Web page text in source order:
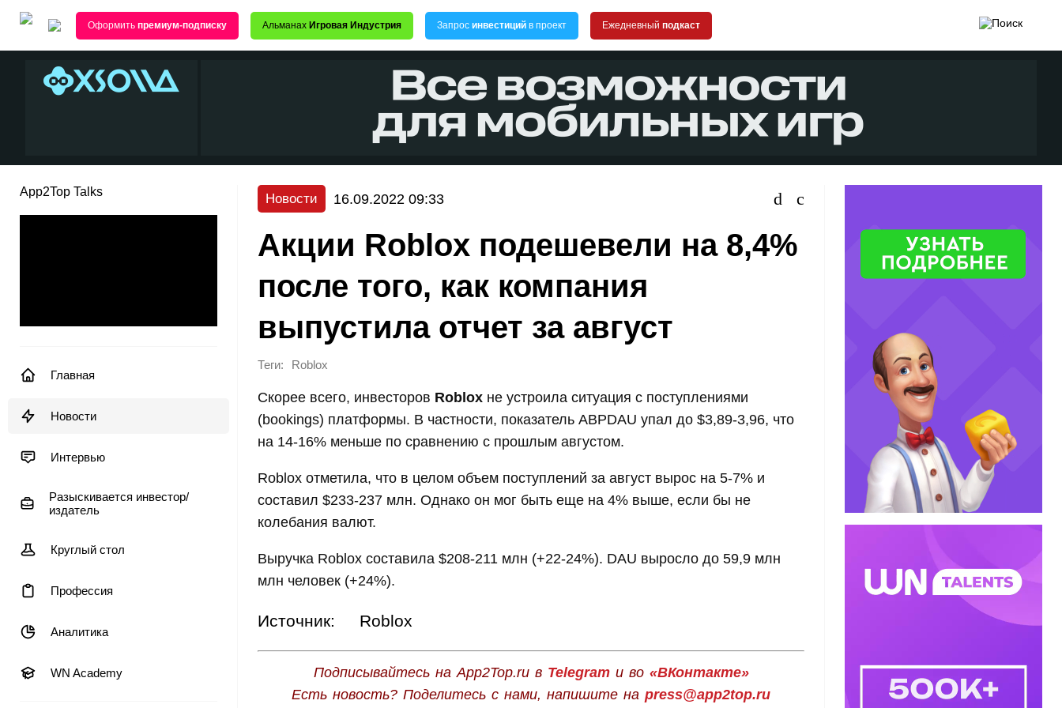
Оформить премиум-подписку Альманах Игровая Индустрия Запрос инвестиций в проект Ежедневный подкаст
App2Top Talks
Главная
Новости
Интервью
Разыскивается инвестор/
издатель
Круглый стол
Профессия
Аналитика
WN Academy
Новости 16.09.2022 09:33
Акции Roblox подешевели на 8,4%
после того, как компания
выпустила отчет за август
Теги: Roblox
Скорее всего, инвесторов Roblox не устроила ситуация с поступлениями
(bookings) платформы. В частности, показатель ABPDAU упал до $3,89-3,96, что
на 14-16% меньше по сравнению с прошлым августом.
Roblox отметила, что в целом объем поступлений за август вырос на 5-7% и
составил $233-237 млн. Однако он мог быть еще на 4% выше, если бы не
колебания валют.
Выручка Roblox составила $208-211 млн (+22-24%). DAU выросло до 59,9 млн
млн человек (+24%).
Источник: Roblox
Подписывайтесь на App2Top.ru в Telegramи во «ВКонтакте»
Есть новость? Поделитесь с нами, напишите на press@app2top.ru